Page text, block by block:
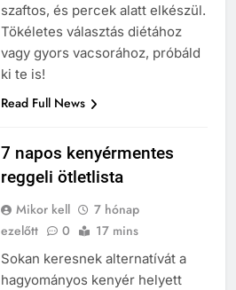
szaftos, és percek alatt elkészül.
Tökéletes választás diétához
vagy gyors vacsorához, próbáld
ki te is!
Read Full News
7 napos kenyérmentes
reggeli ötletlista
Mikor kell
7 hónap
ezelőtt
0 17 mins
Sokan keresnek alternatívát a
hagyományos kenyér helyett